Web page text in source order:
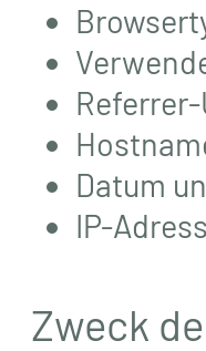
Datum
IP-
Zweck